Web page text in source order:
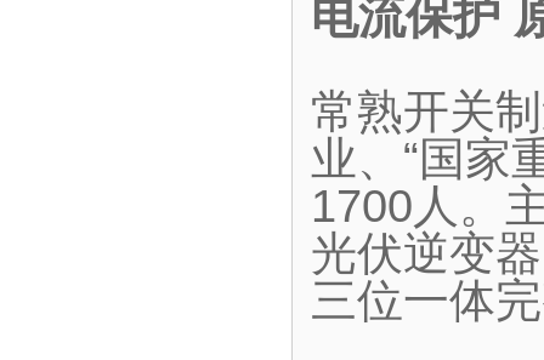
电流保护
常熟开关
业、“国家
1700人。
光伏逆变
三位一体